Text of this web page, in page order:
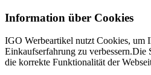
Information über Cookies
IGO Werbeartikel nutzt Cookies, um
Einkaufserfahrung zu verbessern.Die
die korrekte Funktionalität der